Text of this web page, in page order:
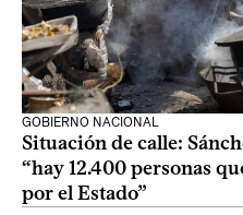
GOBIERNO NACIONAL
Situación de calle:
“hay 12.400 personas
por el Estado”